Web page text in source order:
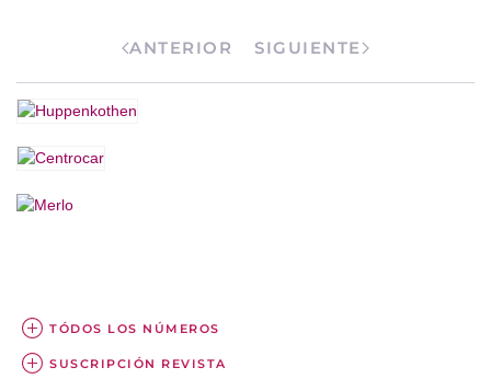
ANTERIOR SIGUIENTE
TÓDOS LOS NÚMEROS
SUSCRIPCIÓN REVISTA